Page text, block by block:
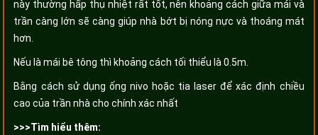
này thường hấp thụ nhiệt rất tốt, nên khoảng cách giữa mái và
trần càng lớn sẽ càng giúp nhà bớt bị nóng nực và thoáng mát
hơn.
Nếu là mái bê tông thì khoảng cách tối thiểu là 0.5m.
Bằng cách sử dụng ống nivo hoặc tia laser để xác định chiều
cao của trần nhà cho chính xác nhất
>>>Tìm hiểu thêm: